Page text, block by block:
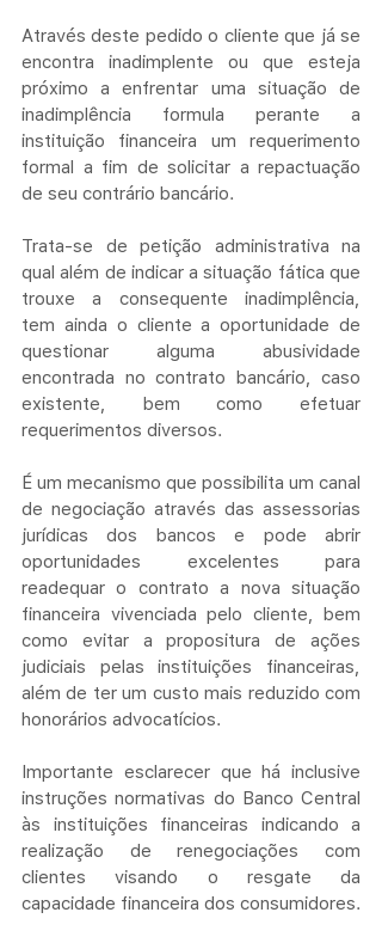
Através deste pedido o cliente que já se
encontra inadimplente ou que esteja
próximo a enfrentar uma situação de
inadimplência formula perante a
instituição financeira um requerimento
formal a fim de solicitar a repactuação
de seu contrário bancário.
Trata-se de petição administrativa na
qual além de indicar a situação fática que
trouxe a consequente inadimplência,
tem ainda o cliente a oportunidade de
questionar alguma abusividade
encontrada no contrato bancário, caso
existente, bem como efetuar
requerimentos diversos.
É um mecanismo que possibilita um canal
de negociação através das assessorias
jurídicas dos bancos e pode abrir
oportunidades excelentes para
readequar o contrato a nova situação
financeira vivenciada pelo cliente, bem
como evitar a propositura de ações
judiciais pelas instituições financeiras,
além de ter um custo mais reduzido com
honorários advocatícios.
Importante esclarecer que há inclusive
instruções normativas do Banco Central
às instituições financeiras indicando a
realização de renegociações com
clientes visando o resgate da
capacidade financeira dos consumidores.